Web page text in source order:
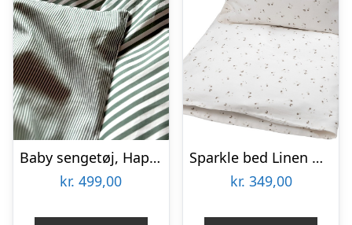
Baby sengetøj, Happy Green 70×100 cm
kr. 499,00
Sparkle bed Linen Baby
kr. 349,00